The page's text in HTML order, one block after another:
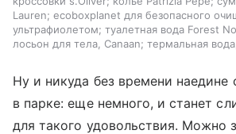
Lauren; ecoboxplanet для безопасного
ультрафиолетом; туалетная вода Forest
лосьон для тела, Сanaan; термальная
Ну и никуда без времени наедине
в парке: еще немного, и станет
для такого удовольствия. Можно